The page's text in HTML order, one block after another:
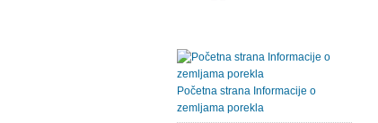
Početna strana Informacije o
zemljama porekla